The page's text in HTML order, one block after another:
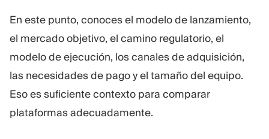
En este punto, conoces el modelo de lanzamiento,
el mercado objetivo, el camino regulatorio, el
modelo de ejecución, los canales de adquisición,
las necesidades de pago y el tamaño del equipo.
Eso es suficiente contexto para comparar
plataformas adecuadamente.